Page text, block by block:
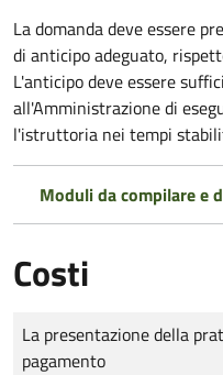
La domanda deve essere
di anticipo adeguato,
L'anticipo deve essere
all'Amministrazione di
l'istruttoria nei tempi
Moduli da compilare e
Costi
Tipo di pagamento
Importo
La presentazione della
pagamento